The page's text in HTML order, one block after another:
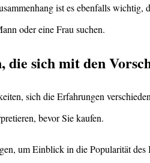
ist es ebenfalls
oder eine Frau suchen.
sich mit den
sich die Erfahrungen
bevor Sie kaufen.
um Einblick in die Popularität